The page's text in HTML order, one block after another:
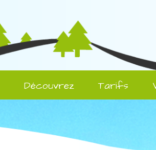
Découvrez Tarifs